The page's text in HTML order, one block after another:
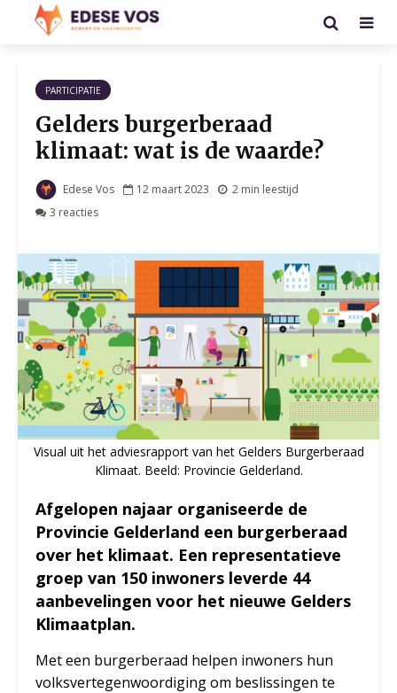
PARTICIPATIE
Gelders burgerberaad
klimaat: wat is de waarde?
Edese Vos 12 maart 2023
2 min leestijd
3 reacties
Visual uit het adviesrapport van het Gelders Burgerberaad
Klimaat. Beeld: Provincie Gelderland.
Afgelopen najaar organiseerde de
Provincie Gelderland een burgerberaad
over het klimaat. Een representatieve
groep van 150 inwoners leverde 44
aanbevelingen voor het nieuwe Gelders
Klimaatplan.
Met een burgerberaad helpen inwoners hun
volksvertegenwoordiging om beslissingen te